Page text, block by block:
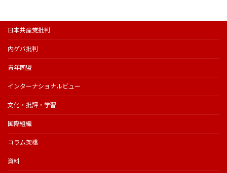
日本共産党批判
内ゲバ批判
青年同盟
インターナショナルビュー
文化・批評・学習
国際組織
コラム架橋
資料